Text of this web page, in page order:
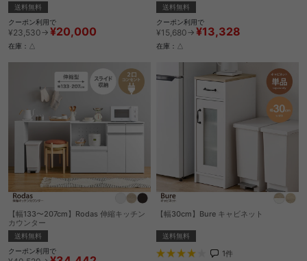
送料無料
クーポン利用で
¥23,530→ ¥20,000
在庫：△
送料無料
クーポン利用で
¥15,680→ ¥13,328
在庫：△
【幅133〜207cm】Rodas 伸縮キッチン
カウンター
送料無料
クーポン利用で
【幅30cm】Bure キャビネット
送料無料
1件